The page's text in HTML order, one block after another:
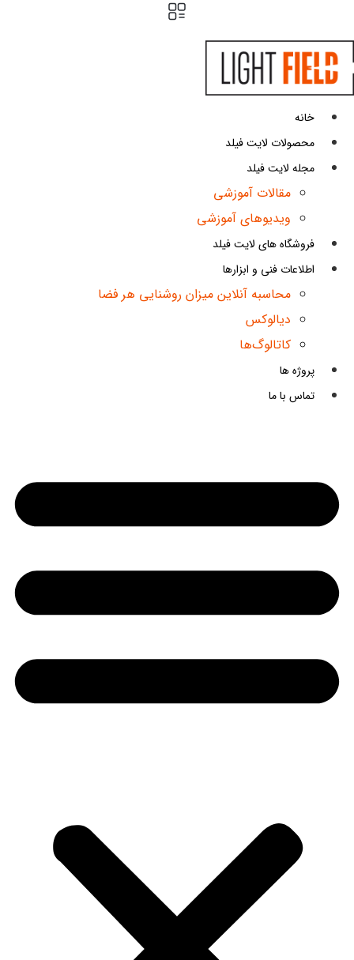
به
محتوا
خانه
محصولات لایت فیلد
مجله لایت فیلد
مقالات آموزشی
ویدیوهای آموزشی
فروشگاه های لایت فیلد
اطلاعات فنی و ابزارها
محاسبه آنلاین میزان روشنایی هر فضا
دیالوکس
کاتالوگ‌ها
پروژه ها
تماس با ما